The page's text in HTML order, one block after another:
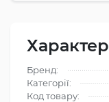
Бренд:
Категорії:
Код товару: